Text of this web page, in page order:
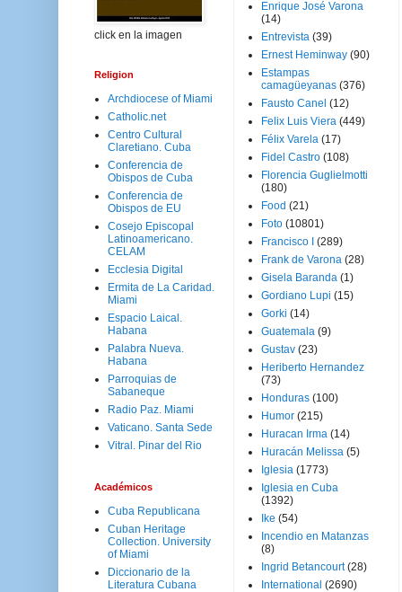
click en la imagen
Religion
Archdiocese of Miami
Catholic.net
Centro Cultural
Claretiano. Cuba
Conferencia de
Obispos de Cuba
Conferencia de
Obispos de EU
Cosejo Episcopal
Latinoamericano.
CELAM
Ecclesia Digital
Ermita de La Caridad.
Miami
Espacio Laical.
Habana
Palabra Nueva.
Habana
Parroquias de
Sabaneque
Radio Paz. Miami
Vaticano. Santa Sede
Vitral. Pinar del Rio
Académicos
Cuba Republicana
Cuban Heritage
Collection. University
of Miami
Diccionario de la
Literatura Cubana
Enrique José Varona
(14)
Entrevista (39)
Ernest Heminway (90)
Estampas
camagüeyanas (376)
Fausto Canel (12)
Felix Luis Viera (449)
Félix Varela (17)
Fidel Castro (108)
Florencia Guglielmotti
(180)
Food (21)
Foto (10801)
Francisco I
(289)
Frank de Varona (28)
Gisela Baranda (1)
Gordiano Lupi (15)
Gorki (14)
Guatemala (9)
Gustav (23)
Heriberto Hernandez
(73)
Honduras (100)
Humor (215)
Huracan Irma (14)
Huracán Melissa (5)
Iglesia (1773)
Iglesia en Cuba
(1392)
Ike (54)
Incendio en Matanzas
(8)
Ingrid Betancourt (28)
International (2690)